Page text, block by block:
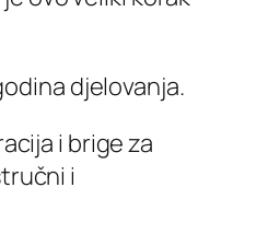
djelovanja.
i brige za
i